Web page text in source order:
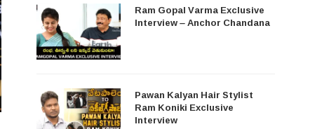
Ram Gopal Varma Exclusive
Interview – Anchor Chandana
Pawan Kalyan Hair Stylist
Ram Koniki Exclusive
Interview